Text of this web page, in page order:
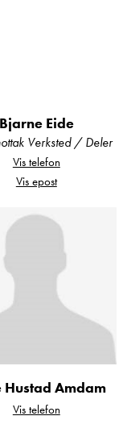
bak
Bjarne Eide
Verksted / Deler
Vis telefon
Vis epost
Hustad Amdam
Vis telefon